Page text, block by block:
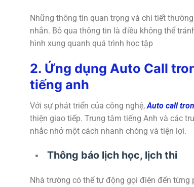
Những thông tin quan trọng và chi tiết
nhắn. Bỏ qua thông tin là điều không thể
hình xung quanh quá trình học tập
2. Ứng dụng Auto Call
tiếng anh
Với sự phát triển của công nghệ, Auto call
thiện giao tiếp. Trung tâm tiếng Anh và các
nhắc nhở một cách nhanh chóng và tiện lợi.
Thông báo lịch học, lịch thi
Nhà trường có thể tự động gọi điện đến